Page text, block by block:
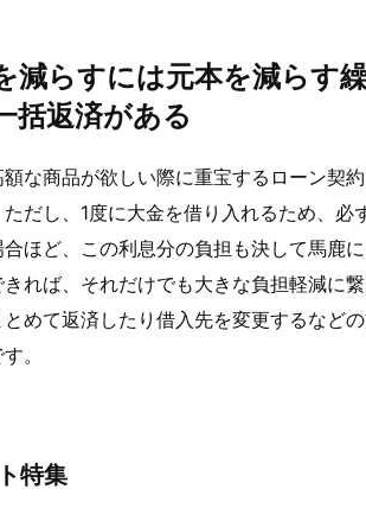
減らすには元本を減らす
括返済がある
な商品が欲しい際に重宝するローン契
だし、1度に大金を借り入れるため、必
ほど、この利息分の負担も決して馬鹿
れば、それだけでも大きな負担軽減に
めて返済したり借入先を変更するなど
。
特集